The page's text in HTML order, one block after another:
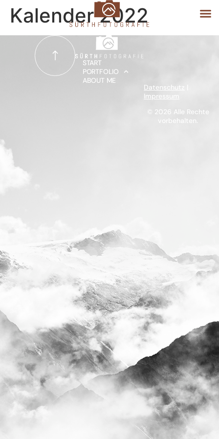
START
PORTFOLIO
Kalender 2022
Datenschutz
Impressum
© 2026 Alle Rechte
vorbehalten.
START
PORTFOLIO
ABOUT ME